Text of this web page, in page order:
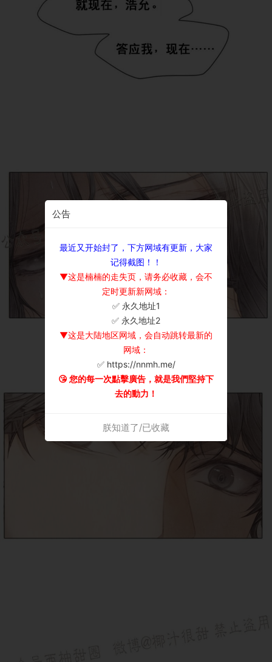
公告
最近又开始封了，下方网域有更新，大家
记得截图！！
▼这是楠楠的走失页，请务必收藏，会不
定时更新新网域：
✅ 永久地址1
✅ 永久地址2
▼这是大陆地区网域，会自动跳转最新的
网域：
✅ https://nnmh.me/
😘 您的每一次點擊廣告，就是我們堅持下
去的動力！
朕知道了/已收藏